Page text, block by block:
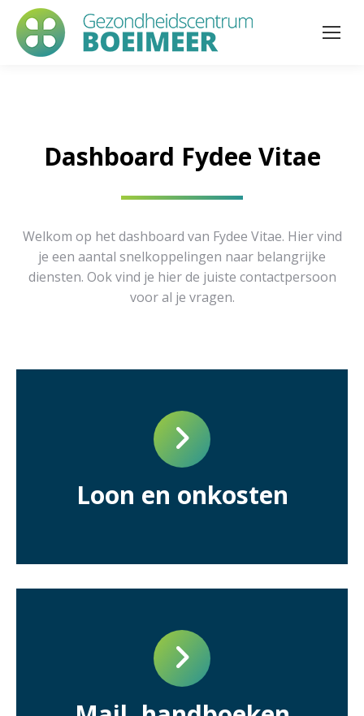
Dashboard Fydee Vitae
Welkom op het dashboard van Fydee Vitae. Hier vind
je een aantal snelkoppelingen naar belangrijke
diensten. Ook vind je hier de juiste contactpersoon
voor al je vragen.
Loon en onkosten